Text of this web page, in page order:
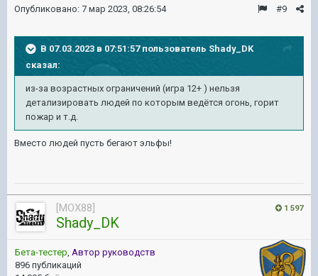
#9
Опубликовано: 7 мар 2023, 08:26:54
В 07.03.2023 в 07:51:57 пользователь Shady_DK
сказал:
из-за возрастных ограничений (игра 12+ ) нельзя
детализировать людей по которым ведётся огонь, горит
пожар и т.д.
Вместо людей пусть бегают эльфы!
1 597
[MOX88]
Shady_DK
Бета-тестер Автор руководств
896 публикаций